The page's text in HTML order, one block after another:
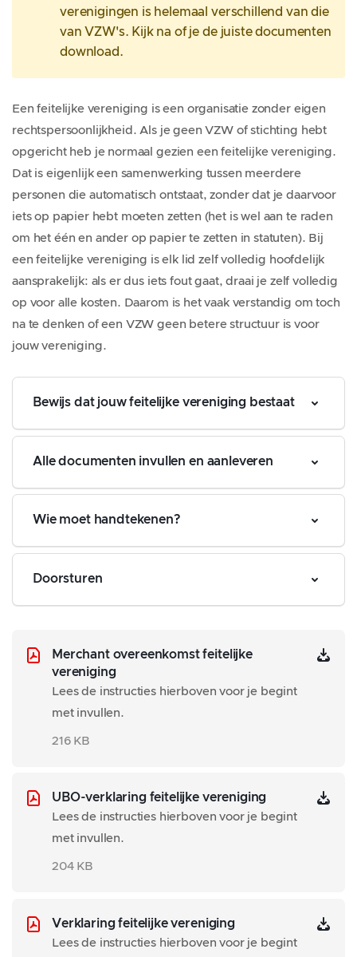
verenigingen is helemaal verschillend van die
van VZW's. Kijk na of je de juiste documenten
download.
Een feitelijke vereniging is een organisatie zonder eigen
rechtspersoonlijkheid. Als je geen VZW of stichting hebt
opgericht heb je normaal gezien een feitelijke vereniging.
Dat is eigenlijk een samenwerking tussen meerdere
personen die automatisch ontstaat, zonder dat je daarvoor
iets op papier hebt moeten zetten (het is wel aan te raden
om het één en ander op papier te zetten in statuten). Bij
een feitelijke vereniging is elk lid zelf volledig hoofdelijk
aansprakelijk: als er dus iets fout gaat, draai je zelf volledig
op voor alle kosten. Daarom is het vaak verstandig om toch
na te denken of een VZW geen betere structuur is voor
jouw vereniging.
Bewijs dat jouw feitelijke vereniging bestaat
Alle documenten invullen en aanleveren
zakelijk
Wie moet handtekenen?
Doorsturen
Merchant overeenkomst feitelijke
vereniging
Lees de instructies hierboven voor je begint
met invullen.
216 KB
UBO-verklaring feitelijke vereniging
Lees de instructies hierboven voor je begint
met invullen.
204 KB
Verklaring feitelijke vereniging
Lees de instructies hierboven voor je begint